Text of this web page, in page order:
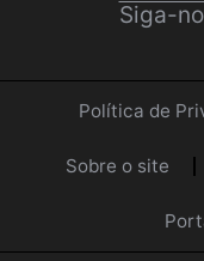
Siga-
Política de
Sobre o site